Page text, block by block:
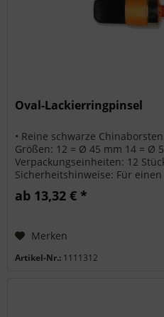
Oval-Lackierringpinsel
• Reine schwarze
Größen: 12 = Ø 45 mm 14 = Ø
Verpackungseinheiten: 12
Sicherheitshinweise: Für
bestimmungsgemäße
ab 13,32 € *
Merken
Artikel-Nr.: 1111312